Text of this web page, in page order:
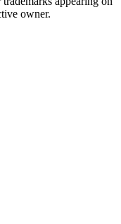
owner.